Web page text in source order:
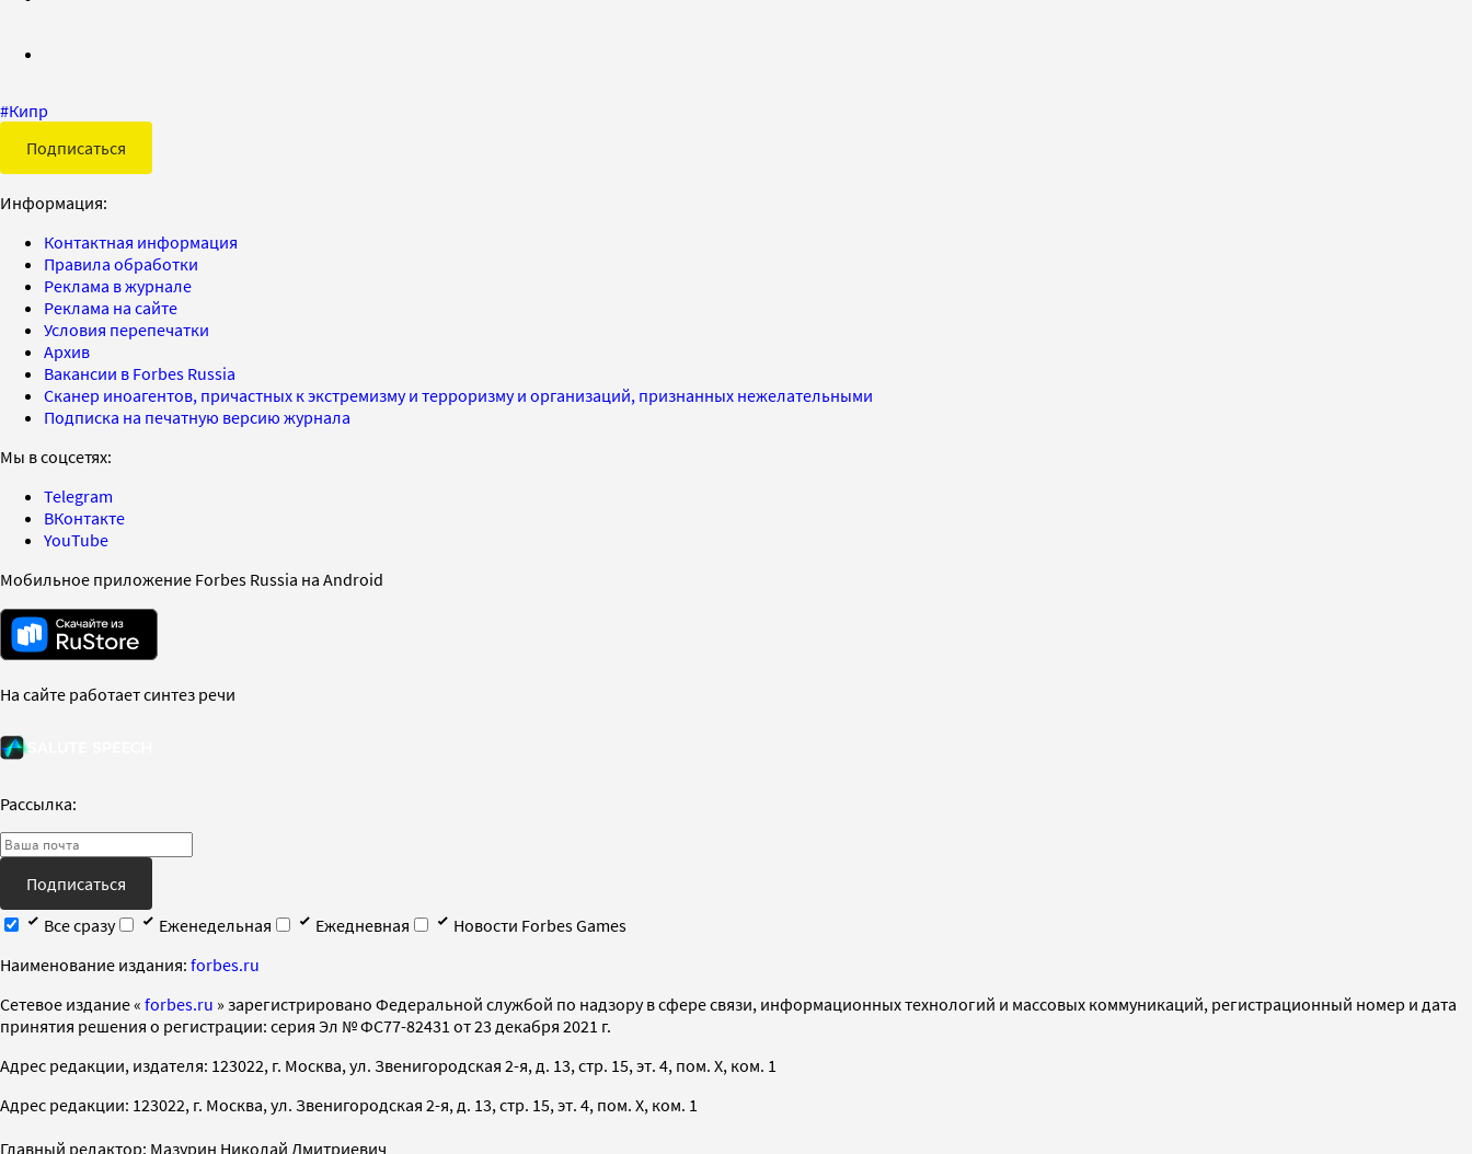
#Кипр
Подписаться
Информация:
Контактная информация
Правила обработки
Реклама в журнале
Реклама на сайте
Условия перепечатки
Архив
Вакансии в Forbes Russia
Сканер иноагентов, причастных к экстремизму и терроризму и организаций, признанных нежелательными
Подписка на печатную версию журнала
Мы в соцсетях:
Telegram
ВКонтакте
YouTube
Мобильное приложение Forbes Russia на Android
На сайте работает синтез речи
Рассылка:
Подписаться
Все сразу
Еженедельная Ежедневная
Новости Forbes Games
Наименование издания: forbes.ru
Cетевое издание « forbes.ru » зарегистрировано Федеральной службой по надзору в сфере связи, информационных технологий и массовых коммуникаций, регистрационный номер и дата
принятия решения о регистрации: серия Эл № ФС77-82431 от 23 декабря 2021 г.
Адрес редакции, издателя: 123022, г. Москва, ул. Звенигородская 2-я, д. 13, стр. 15, эт. 4, пом. X, ком. 1
Адрес редакции: 123022, г. Москва, ул. Звенигородская 2-я, д. 13, стр. 15, эт. 4, пом. X, ком. 1
Главный редактор: Мазурин Николай Дмитриевич